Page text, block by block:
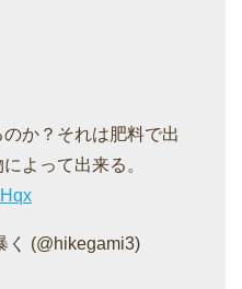
か？それは肥料で出
よって出来る。
(@hikegami3)